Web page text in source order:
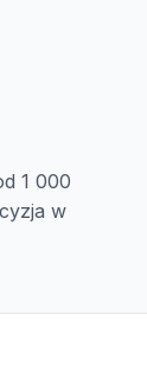
1 000
w